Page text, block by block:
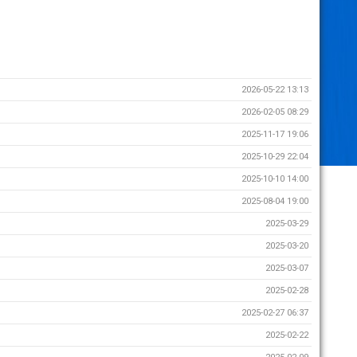
2026-05-22 13:13
2026-02-05 08:29
2025-11-17 19:06
2025-10-29 22:04
2025-10-10 14:00
2025-08-04 19:00
2025-03-29
2025-03-20
2025-03-07
2025-02-28
2025-02-27 06:37
2025-02-22